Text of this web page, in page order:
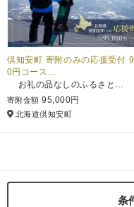
倶知安町 寄附のみの応援受付
0円コース…
お礼の品なしのふるさと…
寄附金額 95,000円
北海道倶知安町
条